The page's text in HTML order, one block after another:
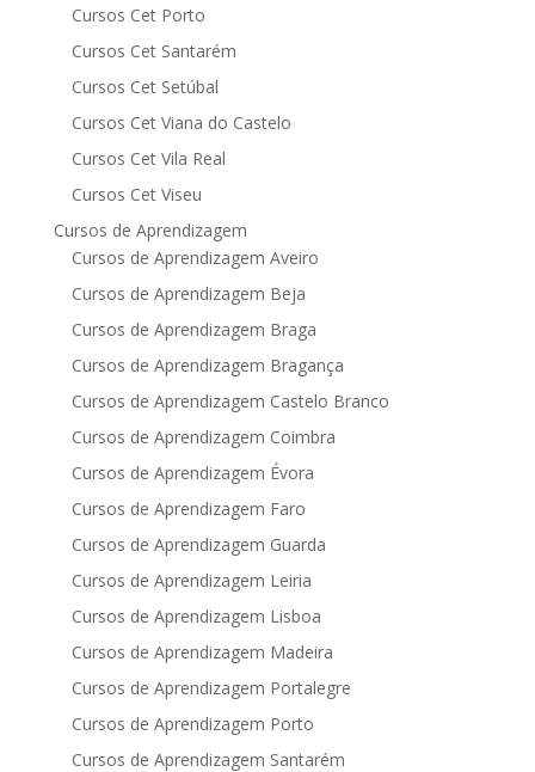
Cursos Cet Porto
Cursos Cet Santarém
Cursos Cet Setúbal
Cursos Cet Viana do Castelo
Cursos Cet Vila Real
Cursos Cet Viseu
Cursos de Aprendizagem
Cursos de Aprendizagem Aveiro
Cursos de Aprendizagem Beja
Cursos de Aprendizagem Braga
Cursos de Aprendizagem Bragança
Cursos de Aprendizagem Castelo Branco
Cursos de Aprendizagem Coimbra
Cursos de Aprendizagem Évora
Cursos de Aprendizagem Faro
Cursos de Aprendizagem Guarda
Cursos de Aprendizagem Leiria
Cursos de Aprendizagem Lisboa
Cursos de Aprendizagem Madeira
Cursos de Aprendizagem Portalegre
Cursos de Aprendizagem Porto
Cursos de Aprendizagem Santarém